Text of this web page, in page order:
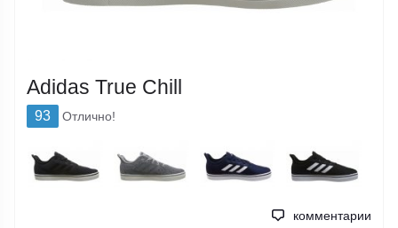
Adidas True Chill
93 Отлично!
комментарии